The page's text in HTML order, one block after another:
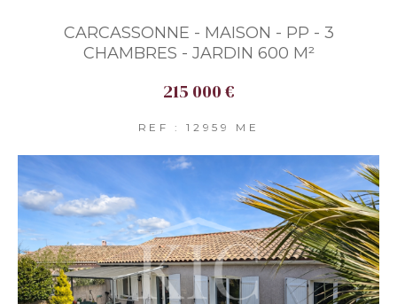
CARCASSONNE - MAISON - PP - 3
CHAMBRES - JARDIN 600 M²
215 000 €
REF : 12959 ME